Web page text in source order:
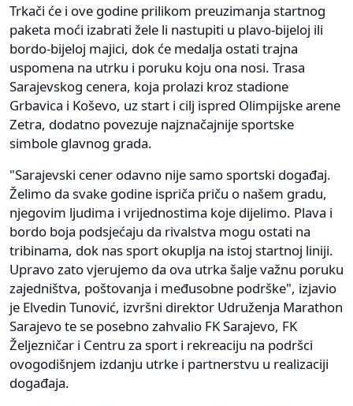
Trkači će i ove godine prilikom preuzimanja startnog
paketa moći izabrati žele li nastupiti u plavo-bijeloj ili
bordo-bijeloj majici, dok će medalja ostati trajna
uspomena na utrku i poruku koju ona nosi. Trasa
Sarajevskog cenera, koja prolazi kroz stadione
Grbavica i Koševo, uz start i cilj ispred Olimpijske arene
Zetra, dodatno povezuje najznačajnije sportske
simbole glavnog grada.
"Sarajevski cener odavno nije samo sportski događaj.
Želimo da svake godine ispriča priču o našem gradu,
njegovim ljudima i vrijednostima koje dijelimo. Plava i
bordo boja podsjećaju da rivalstva mogu ostati na
tribinama, dok nas sport okuplja na istoj startnoj liniji.
Upravo zato vjerujemo da ova utrka šalje važnu poruku
zajedništva, poštovanja i međusobne podrške", izjavio
je Elvedin Tunović, izvršni direktor Udruženja Marathon
Sarajevo te se posebno zahvalio FK Sarajevo, FK
Željezničar i Centru za sport i rekreaciju na podršci
ovogodišnjem izdanju utrke i partnerstvu u realizaciji
događaja.